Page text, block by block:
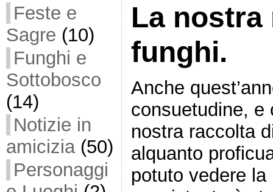
Feste e
Sagre (10)
Funghi e
Sottobosco
(14)
Notizie in
amicizia(50)
Personaggi
La
funghi.
Anche
consuetudine,
nostra raccolta
alquanto
potuto vedere